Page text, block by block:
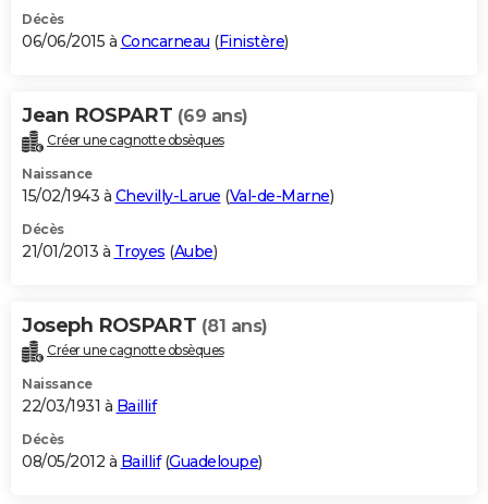
Décès
06/06/2015 à Concarneau (Finistère)
Jean ROSPART (69 ans)
Créer une cagnotte obsèques
Naissance
15/02/1943 à Chevilly-Larue (Val-de-Marne)
Décès
21/01/2013 à Troyes (Aube)
Joseph ROSPART (81 ans)
Créer une cagnotte obsèques
Naissance
22/03/1931 à Baillif
Décès
08/05/2012 à Baillif(Guadeloupe)